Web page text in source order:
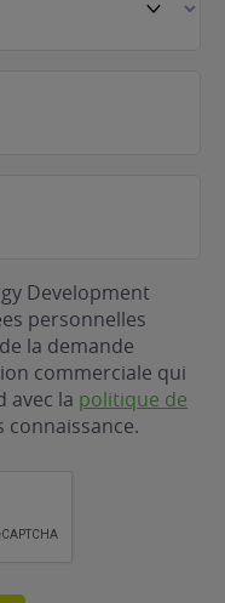
Development
personnelles
la demande
commerciale qui
avec la politique de